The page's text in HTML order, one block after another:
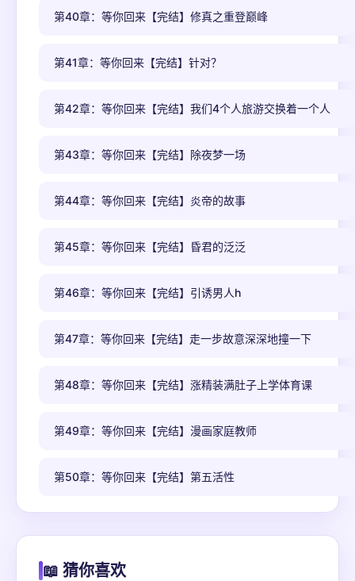
第40章：等你回来【完结】修真之重登巅峰
第41章：等你回来【完结】针对？
第42章：等你回来【完结】我们4个人旅游交换着一个人
第43章：等你回来【完结】除夜梦一场
第44章：等你回来【完结】炎帝的故事
第45章：等你回来【完结】昏君的泛泛
第46章：等你回来【完结】引诱男人h
第47章：等你回来【完结】走一步故意深深地撞一下
第48章：等你回来【完结】涨精装满肚子上学体育课
第49章：等你回来【完结】漫画家庭教师
第50章：等你回来【完结】第五活性
📖 猜你喜欢